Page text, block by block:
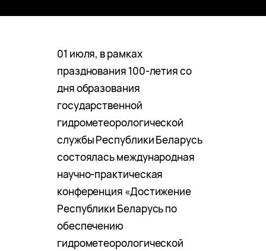
01 июля, в рамках
празднования 100-летия со
дня образования
государственной
гидрометеорологической
службы Республики Беларусь
состоялась международная
научно-практическая
конференция «Достижение
Республики Беларусь по
обеспечению
гидрометеорологической